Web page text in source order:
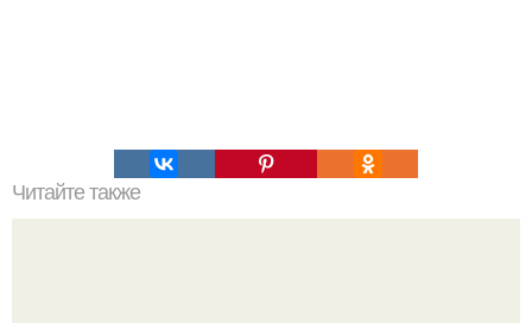
Читайте также